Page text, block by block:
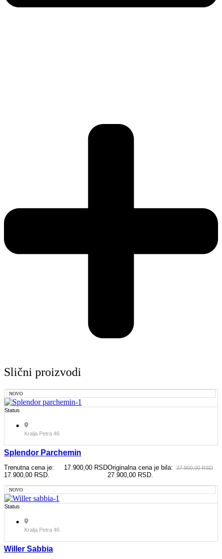
Slični proizvodi
NOVO
Status
Kralja Petra 46
Splendor Parchemin
27.900,00RSD
Originalna cena je bila:
27.900,00 RSD.
17.900,00 RSD
Trenutna cena je:
17.900,00 RSD.
NOVO
Status
Kralja Petra 46
Willer Sabbia